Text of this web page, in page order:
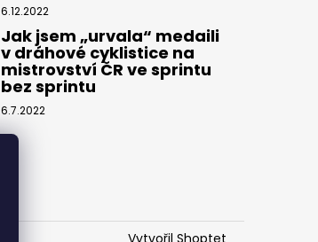
6.12.2022
Jak jsem „urvala“ medaili
v dráhové cyklistice na
mistrovství ČR ve sprintu
bez sprintu
6.7.2022